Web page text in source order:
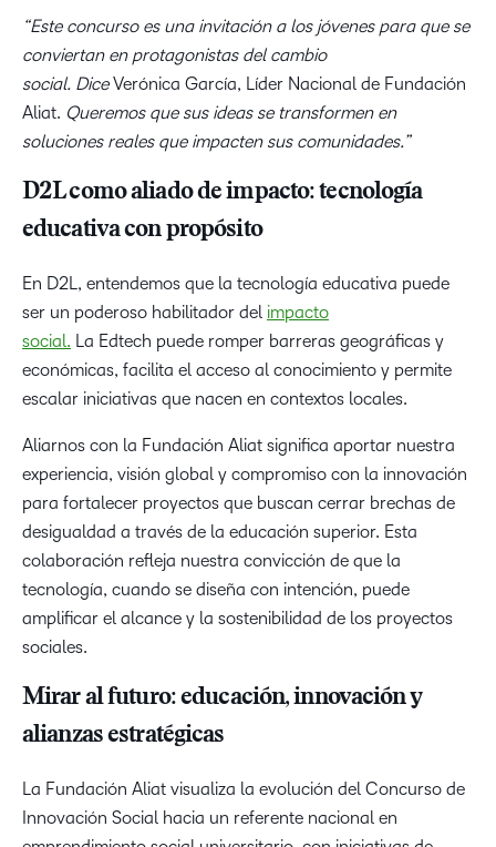
“Este concurso es una invitación a los jóvenes para que se
conviertan en protagonistas del cambio
social. DiceVerónica García, Líder Nacional de Fundación
Aliat. Queremos que sus ideas se transformen en
soluciones reales que impacten sus comunidades.”
D2L como aliado de impacto: tecnología
educativa con propósito
En D2L, entendemos que la tecnología educativa puede
ser un poderoso habilitador del impacto
social. La Edtech puede romper barreras geográficas y
económicas, facilita el acceso al conocimiento y permite
escalar iniciativas que nacen en contextos locales.
Aliarnos con la Fundación Aliat significa aportar nuestra
experiencia, visión global y compromiso con la innovación
para fortalecer proyectos que buscan cerrar brechas de
desigualdad a través de la educación superior. Esta
colaboración refleja nuestra convicción de que la
tecnología, cuando se diseña con intención, puede
amplificar el alcance y la sostenibilidad de los proyectos
sociales.
Mirar al futuro: educación, innovación y
alianzas estratégicas
La Fundación Aliat visualiza la evolución del Concurso de
Innovación Social hacia un referente nacional en